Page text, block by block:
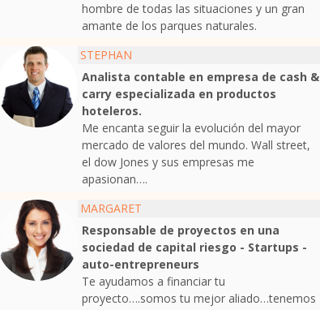
hombre de todas las situaciones y un gran
amante de los parques naturales.
STEPHAN
Analista contable en empresa de cash &
carry especializada en productos
hoteleros.
Me encanta seguir la evolución del mayor
mercado de valores del mundo. Wall street,
el dow Jones y sus empresas me
apasionan….
MARGARET
Responsable de proyectos en una
sociedad de capital riesgo - Startups -
auto-entrepreneurs
Te ayudamos a financiar tu
proyecto….somos tu mejor aliado…tenemos